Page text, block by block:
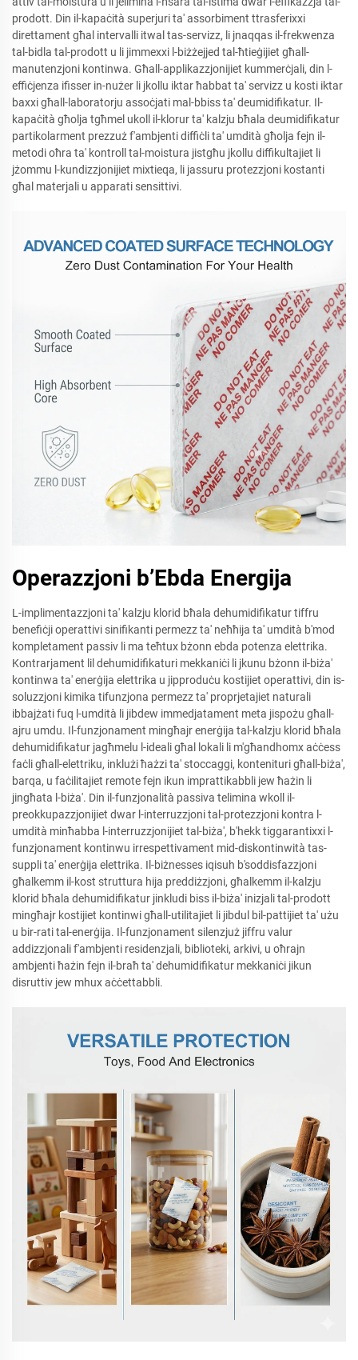
prodott. Din il-kapaċità superjuri ta' assorbiment ttrasferixxi
direttament għal intervalli itwal tas-servizz, li jnaqqas il-frekwenza
tal-bidla tal-prodott u li jimmexxi l-biżżejjed tal-ħtieġijiet għall-
manutenzjoni kontinwa. Għall-applikazzjonijiet kummerċjali, din l-
effiċjenza ifisser in-nużer li jkollu iktar ħabbat ta' servizz u kosti iktar
baxxi għall-laboratorju assoċjati mal-bbiss ta' deumidifikatur. Il-
kapaċità għolja tgħmel ukoll il-klorur ta' kalzju bħala deumidifikatur
partikolarment prezzuż f'ambjenti diffiċli ta' umdità għolja fejn il-
metodi oħra ta' kontroll tal-moistura jistgħu jkollu diffikultajiet li
jżommu l-kundizzjonijiet mixtieqa, li jassuru protezzjoni kostanti
għal materjali u apparati sensittivi.
Operazzjoni b’Ebda Energija
L-implimentazzjoni ta' kalzju klorid bħala dehumidifikatur tiffru
benefiċji operattivi sinifikanti permezz ta' neħħija ta' umdità b'mod
kompletament passiv li ma teħtux bżonn ebda potenza elettrika.
Kontrarjament lil dehumidifikaturi mekkaniċi li jkunu bżonn il-biża'
kontinwa ta' enerġija elettrika u jipproduċu kostijiet operattivi, din is-
soluzzjoni kimika tifunzjona permezz ta' proprjetajiet naturali
ibbajżati fuq l-umdità li jibdew immedjatament meta jispożu għall-
ajru umdu. Il-funzjonament mingħajr enerġija tal-kalzju klorid bħala
dehumidifikatur jagħmelu l-ideali għal lokali li m'għandhomx aċċess
faċli għall-elettriku, inklużi ħażzi ta' stoccaggi, kontenituri għall-biża',
barqa, u faċilitajiet remote fejn ikun imprattikabbli jew ħażin li
jingħata l-biża'. Din il-funzjonalità passiva telimina wkoll il-
preokkupazzjonijiet dwar l-interruzzjoni tal-protezzjoni kontra l-
umdità minħabba l-interruzzjonijiet tal-biża', b'hekk tiggarantixxi l-
funzjonament kontinwu irrespettivament mid-diskontinwità tas-
suppli ta' enerġija elettrika. Il-biżnesses iqisuh b'soddisfazzjoni
għalkemm il-kost struttura hija preddiżzjoni, għalkemm il-kalzju
klorid bħala dehumidifikatur jinkludi biss il-biża' inizjali tal-prodott
mingħajr kostijiet kontinwi għall-utilitajiet li jibdul bil-pattijiet ta' użu
u bir-rati tal-enerġija. Il-funzjonament silenzjuż jiffru valur
addizzjonali f'ambjenti residenzjali, biblioteki, arkivi, u oħrajn
ambjenti ħażin fejn il-braħ ta' dehumidifikatur mekkaniċi jikun
disruttiv jew mhux aċċettabbli.